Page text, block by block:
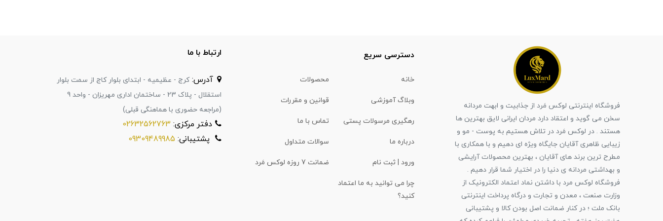
فروشگاه اینترنتی لوکس مَرد از جذابیت و ابهت مردانه
سخن می گوید و اعتقاد دارد مردان ایرانی لایق بهترین ها
هستند . در لوکس مَرد در تلاش هستیم به پوست - مو و
زیبایی ظاهری آقایان جایگاه ویژه ای دهیم و با همکاری با
مطرح ترین برند های آقایان ، بهترین محصولات آرایشی
و بهداشتی مردانه ی دنیا را در اختیار شما قرار دهیم .
فروشگاه لوکس مرد با داشتن نماد اعتماد الکترونیک از
وزارت صنعت ، معدن و تجارت و درگاه پرداخت اینترنتی
بانک ملت ؛ در کنار ضمانت اصل بودن کالا و پشتیبانی
دسترسی سریع
خانه محصولات
وبلاگ آموزشی قوانین و مقررات
رهگیری مرسولات پستی تماس با ما
درباره ما سوالات متداول
ورود | ثبت نام ضمانت 7 روزه لوکس مَرد
چرا می توانید به ما اعتماد
کنید؟
ارتباط با ما
آدرس:کرج - عظیمیه - ابتدای بلوار کاج از سمت بلوار
استقلال - پلاک 23 - ساختمان اداری مهریزان - واحد 9
(مراجعه حضوری با هماهنگی قبلی)
دفتر مرکزی: 02632562763
پشتیبانی: 09309489985